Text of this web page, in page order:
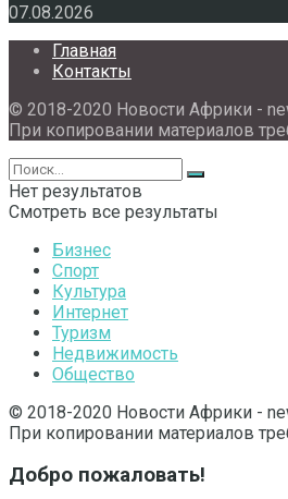
07.08.2026
Главная
Контакты
© 2018-2020 Новости Африки -
При копировании материалов
Нет результатов
Смотреть все результаты
Бизнес
Спорт
Культура
Интернет
Туризм
Недвижимость
Общество
© 2018-2020 Новости Африки -
При копировании материалов
Добро пожаловать!